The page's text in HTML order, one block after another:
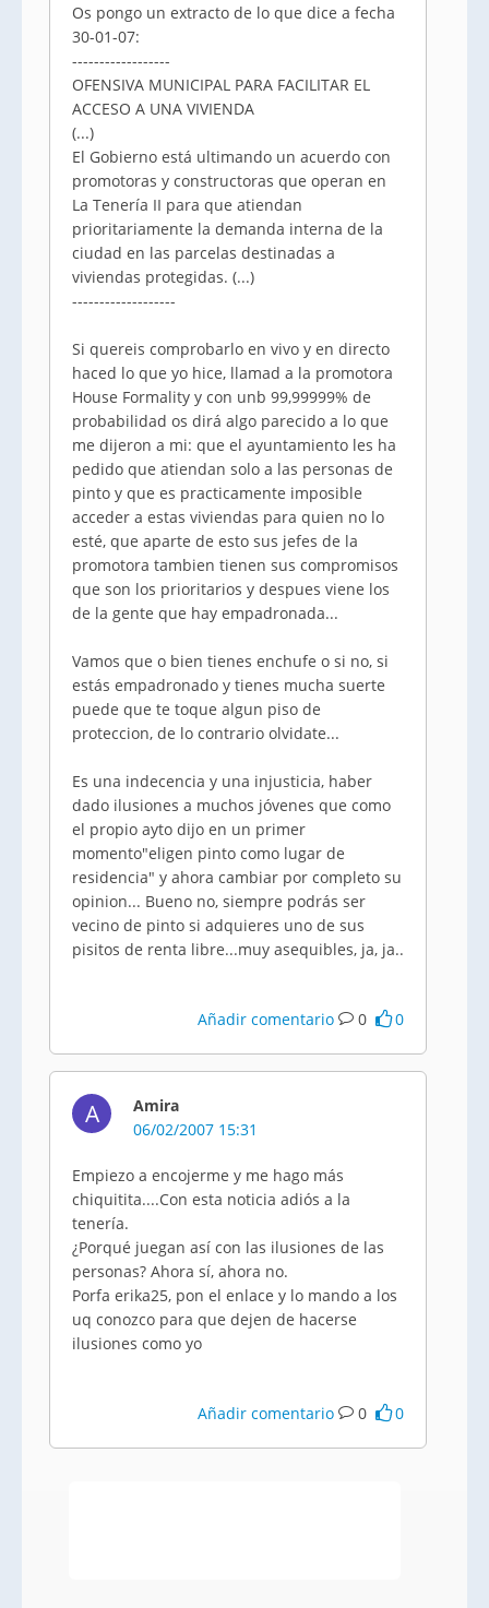
Os pongo un extracto de lo que dice a fecha
30-01-07:
------------------
OFENSIVA MUNICIPAL PARA FACILITAR EL
ACCESO A UNA VIVIENDA
(...)
El Gobierno está ultimando un acuerdo con
promotoras y constructoras que operan en
La Tenería II para que atiendan
prioritariamente la demanda interna de la
ciudad en las parcelas destinadas a
viviendas protegidas. (...)
-------------------
Si quereis comprobarlo en vivo y en directo
haced lo que yo hice, llamad a la promotora
House Formality y con unb 99,99999% de
probabilidad os dirá algo parecido a lo que
me dijeron a mi: que el ayuntamiento les ha
pedido que atiendan solo a las personas de
pinto y que es practicamente imposible
acceder a estas viviendas para quien no lo
esté, que aparte de esto sus jefes de la
promotora tambien tienen sus compromisos
que son los prioritarios y despues viene los
de la gente que hay empadronada...
Vamos que o bien tienes enchufe o si no, si
estás empadronado y tienes mucha suerte
puede que te toque algun piso de
proteccion, de lo contrario olvidate...
Es una indecencia y una injusticia, haber
dado ilusiones a muchos jóvenes que como
el propio ayto dijo en un primer
momento"eligen pinto como lugar de
residencia" y ahora cambiar por completo su
opinion... Bueno no, siempre podrás ser
vecino de pinto si adquieres uno de sus
pisitos de renta libre...muy asequibles, ja, ja..
Añadir comentario 0 0
A
Amira
06/02/2007 15:31
Empiezo a encojerme y me hago más
chiquitita....Con esta noticia adiós a la
tenería.
¿Porqué juegan así con las ilusiones de las
personas? Ahora sí, ahora no.
Porfa erika25, pon el enlace y lo mando a los
uq conozco para que dejen de hacerse
ilusiones como yo
Añadir comentario 0 0